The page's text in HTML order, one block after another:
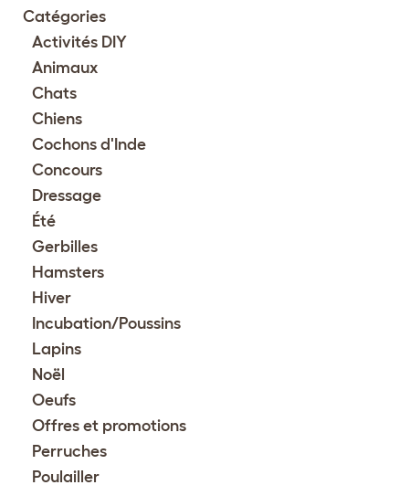
Catégories
Activités DIY
Animaux
Chats
Chiens
Cochons d'Inde
Concours
Dressage
Été
Gerbilles
Hamsters
Hiver
Incubation/Poussins
Lapins
Noël
Oeufs
Offres et promotions
Perruches
Poulailler